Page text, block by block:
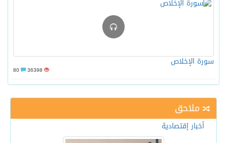
سورة الإخلاص
36398
ملاحق
أخبار إقتصادية